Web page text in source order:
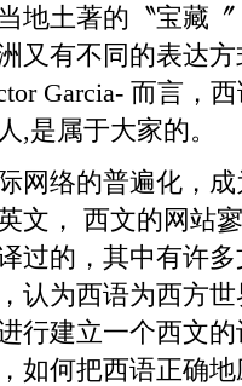
地土著的〝宝藏
又有不同的表达
Garcia- 而言，
,是属于大家的。
网络的普遍化，
文， 西文的网站
过的，其中有许
认为西语为西方
行建立一个西文
如何把西语正确